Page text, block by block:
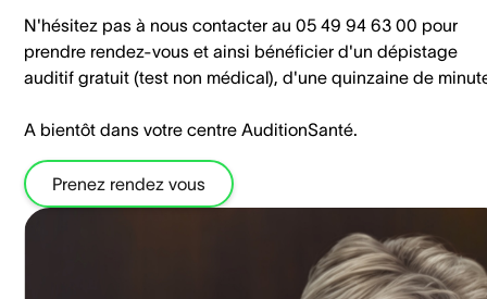
N'hésitez pas à nous contacter au 05 49 94 63 00 pour
prendre rendez-vous et ainsi bénéficier d'un dépistage
auditif gratuit (test non médical), d'une quinzaine de
A bientôt dans votre centre AuditionSanté.
Prenez rendez vous